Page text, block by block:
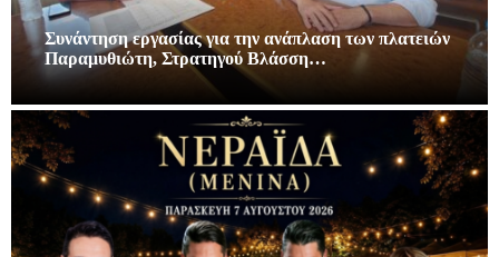
Συνάντηση εργασίας για την ανάπλαση των πλατειών
Παραμυθιώτη, Στρατηγού Βλάσση…